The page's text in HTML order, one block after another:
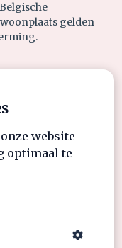
gelden
website
optimaal te